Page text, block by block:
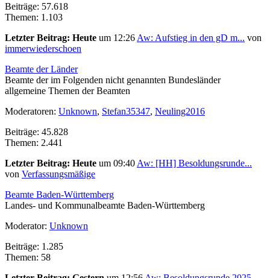
Beiträge: 57.618
Themen: 1.103
Letzter Beitrag: Heute um 12:26 Aw: Aufstieg in den gD m... von
immerwiederschoen
Beamte der Länder
Beamte der im Folgenden nicht genannten Bundesländer
allgemeine Themen der Beamten
Moderatoren: Unknown, Stefan35347, Neuling2016
Beiträge: 45.828
Themen: 2.441
Letzter Beitrag: Heute um 09:40 Aw: [HH] Besoldungsrunde...
von Verfassungsmäßige
Beamte Baden-Württemberg
Landes- und Kommunalbeamte Baden-Württemberg
Moderator: Unknown
Beiträge: 1.285
Themen: 58